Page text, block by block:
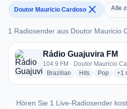
Doutor Mauricio Cardoso close Alle
1 Radiosender aus Doutor Mauricio
1 Radiosender aus Doutor
Rádio Guajuvira FM
104.9 FM · Doutor Mauricio
Brazilian radio stations
Hitsradio stations
Popradio+1
Hören Sie 1 Live-Radiosender